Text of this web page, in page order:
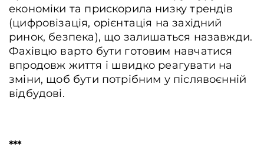
економіки та прискорила низку трендів
(цифровізація, орієнтація на західний
ринок, безпека), що залишаться назавжди.
Фахівцю варто бути готовим навчатися
впродовж життя і швидко реагувати на
зміни, щоб бути потрібним у післявоєнній
відбудові.
***